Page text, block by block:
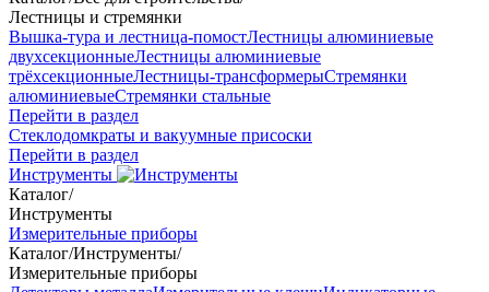
Лестницы и стремянки
Вышка-тура и лестница-помостЛестницы алюминиевые
двухсекционныеЛестницы алюминиевые
трёхсекционныеЛестницы-трансформерыСтремянки
алюминиевыеСтремянки стальные
Перейти в раздел
Стеклодомкраты и вакуумные присоски
Перейти в раздел
Инструменты
Каталог/
Инструменты
Измерительные приборы
Каталог/Инструменты/
Измерительные приборы